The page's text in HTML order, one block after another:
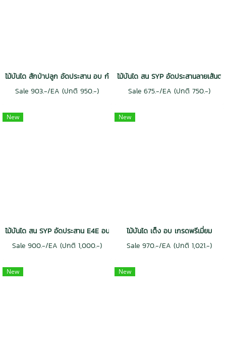
ไม้บันได สักป่าปลูก อัดประสาน อบ กันปลวก H3.2 Grade AA
Sale 903.-/EA (ปกติ 950.-)
ไม้บันได สน SYP อัดประสานลายเส้น
Sale 675.-/EA (ปกติ 750.-)
New
ไม้บันได สน SYP อัดประสาน E4E อบ กันปลวก H3.2
Sale 900.-/EA (ปกติ 1,000.-)
New
ไม้บันได เต็ง อบ เกรดพรีเมี่ยม
Sale 970.-/EA (ปกติ 1,021.-)
New New